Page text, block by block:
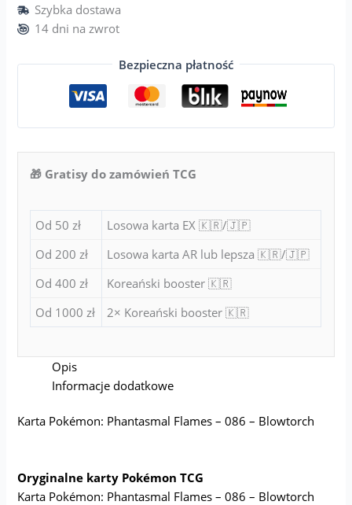
Szybka dostawa
14 dni na zwrot
Bezpieczna płatność
🎁 Gratisy do zamówień TCG
Od 50 zł
Losowa karta EX 🇰🇷/🇯🇵
Od 200 zł
Losowa karta AR lub lepsza 🇰🇷/🇯🇵
Od 400 zł
Koreański booster 🇰🇷
Od 1000 zł
2× Koreański booster 🇰🇷
Opis
Informacje dodatkowe
Karta Pokémon: Phantasmal Flames – 086 – Blowtorch
Oryginalne karty Pokémon TCG
Karta Pokémon: Phantasmal Flames – 086 – Blowtorch